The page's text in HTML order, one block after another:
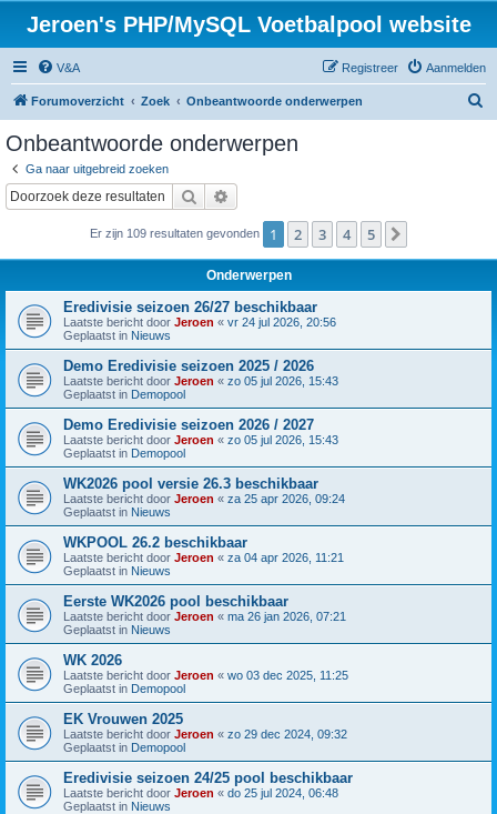
Jeroen's PHP/MySQL Voetbalpool website
V&A Aanmelden
Registreer
Forumoverzicht Zoek Onbeantwoorde onderwerpen
Onbeantwoorde onderwerpen
Ga naar uitgebreid zoeken
Zoek
Er zijn 109 resultaten gevonden 1 2 3 4 5
Onderwerpen
Eredivisie seizoen 26/27 beschikbaar
Laatste bericht door Jeroen « vr 24 jul 2026, 20:56
Geplaatst in Nieuws
Demo Eredivisie seizoen 2025 / 2026
Laatste bericht door Jeroen « zo 05 jul 2026, 15:43
Geplaatst in Demopool
Demo Eredivisie seizoen 2026 / 2027
Laatste bericht door Jeroen « zo 05 jul 2026, 15:43
Geplaatst in Demopool
WK2026 pool versie 26.3 beschikbaar
Laatste bericht door Jeroen « za 25 apr 2026, 09:24
Geplaatst in Nieuws
WKPOOL 26.2 beschikbaar
Laatste bericht door Jeroen « za 04 apr 2026, 11:21
Geplaatst in Nieuws
Eerste WK2026 pool beschikbaar
Laatste bericht door Jeroen « ma 26 jan 2026, 07:21
Geplaatst in Nieuws
WK 2026
Laatste bericht door Jeroen « wo 03 dec 2025, 11:25
Geplaatst in Demopool
EK Vrouwen 2025
Laatste bericht door Jeroen « zo 29 dec 2024, 09:32
Geplaatst in Demopool
Eredivisie seizoen 24/25 pool beschikbaar
Laatste bericht door Jeroen « do 25 jul 2024, 06:48
Geplaatst in Nieuws